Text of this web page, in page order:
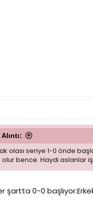
olası seriye 1-0 önde
bence. Haydi aslanlar
şartta 0-0